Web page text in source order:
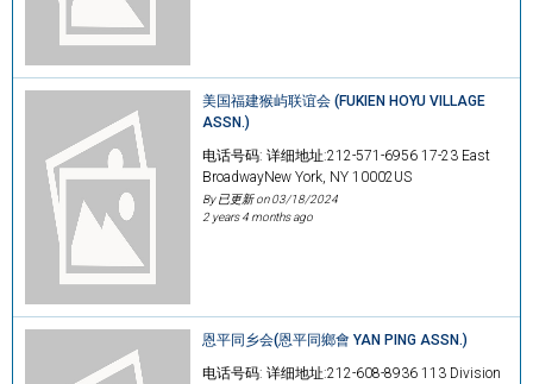
美国福建猴屿联谊会 (FUKIEN HOYU VILLAGE
ASSN.)
电话号码: 详细地址:212-571-6956 17-23 East
BroadwayNew York, NY 10002US
By 已更新 on03/18/2024
2 years 4 months ago
恩平同乡会(恩平同鄉會 YAN PING ASSN.)
电话号码: 详细地址:212-608-8936 113 Division